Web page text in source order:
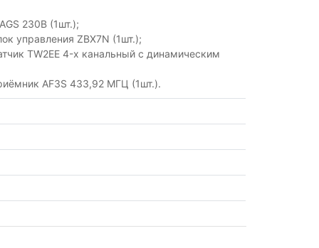
230В (1шт.);
управления ZBX7N (1шт.);
TW2EE 4-х канальный с динамическим
AF3S 433,92 МГЦ (1шт.).